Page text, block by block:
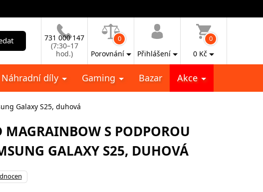
731 000 147
(7:30–17
hod.)
0
Porovnání Přihlášení
0
0 Kč
Náhradní díly Gaming Bazar Akce
Galaxy S25, duhová
MAGRAINBOW S PODPOROU
GALAXY S25, DUHOVÁ